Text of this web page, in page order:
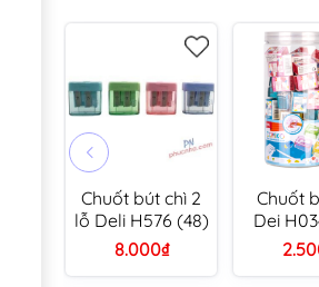
Chuốt bút chì 2
lỗ Deli H576 (48)
8.000₫
Chuốt
Dei